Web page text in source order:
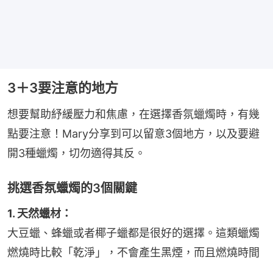
3＋3要注意的地方
想要幫助紓緩壓力和焦慮，在選擇香氛蠟燭時，有幾
點要注意！Mary分享到可以留意3個地方，以及要避
開3種蠟燭，切勿適得其反。
挑選香氛蠟燭的3個關鍵
1. 天然蠟材：
大豆蠟、蜂蠟或者椰子蠟都是很好的選擇。這類蠟燭
燃燒時比較「乾淨」，不會產生黑煙，而且燃燒時間